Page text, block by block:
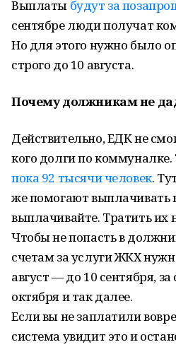
Выплаты будут за
сентябре люди получат
Но для этого нужно было
строго до 10 августа.
Почему должникам не
Действительно, ЕДК не
кого долги по
пока 92 тысячи человек.
же помогают выплачивать
выплачивайте. Тратить их
Чтобы не попасть в
счетам за услуги ЖКХ
август — до 10 сентября,
октября и так далее.
Если вы не заплатили
система увидит это и